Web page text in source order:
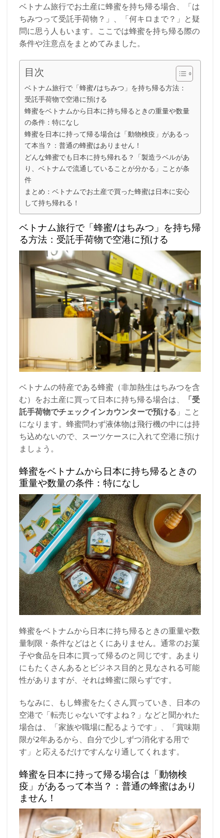
ベトナム旅行でお土産に蜂蜜を持ち帰る場合、「は
ちみつって受託手荷物？」、「何キロまで？」と疑
問に思う人もいます。ここでは蜂蜜を持ち帰る際の
条件や注意点をまとめてみました。
目次
ベトナム旅行で「蜂蜜/はちみつ」を持ち帰る方法：
受託手荷物で空港に預ける
蜂蜜をベトナムから日本に持ち帰るときの重量や数量
の条件：特になし
蜂蜜を日本に持って帰る場合は「動物検疫」があるっ
て本当？：普通の蜂蜜はありません！
どんな蜂蜜でも日本に持ち帰れる？「製造ラベルがあ
り、ベトナムで流通していることが分かる」ことが条
件
まとめ：ベトナムでお土産で買った蜂蜜は日本に安心
して持ち帰れる！
ベトナム旅行で「蜂蜜/はちみつ」を持ち帰
る方法：受託手荷物で空港に預ける
ベトナムの特産である蜂蜜（非加熱生はちみつを含
む）をお土産に買って日本に持ち帰る場合は、
「受
託手荷物でチェックインカウンターで預ける」こと
になります。蜂蜜問わず液体物は飛行機の中には持
ち込めないので、スーツケースに入れて空港に預け
ましょう。
蜂蜜をベトナムから日本に持ち帰るときの
重量や数量の条件：特になし
蜂蜜をベトナムから日本に持ち帰るときの重量や数
量制限・条件などはとくにありません。通常のお菓
子や食品を日本に買って帰るのと同じです。あまり
にもたくさんあるとビジネス目的と見なされる可能
性がありますが、それは蜂蜜に限らずです。
ちなみに、もし蜂蜜をたくさん買っていき、日本の
空港で「転売じゃないですよね？」などと聞かれた
場合は、「家族や職場に配るようです」、「賞味期
限が2年あるから、自分で少しずつ消化する用で
す」と応えるだけですんなり通してくれます。
蜂蜜を日本に持って帰る場合は「動物検
疫」があるって本当？：普通の蜂蜜はあり
ません！